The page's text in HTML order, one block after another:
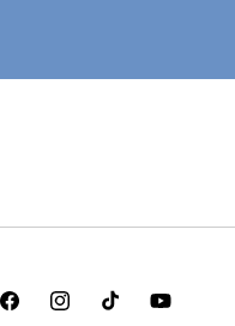
FacebookInstagramTikTok YouTube